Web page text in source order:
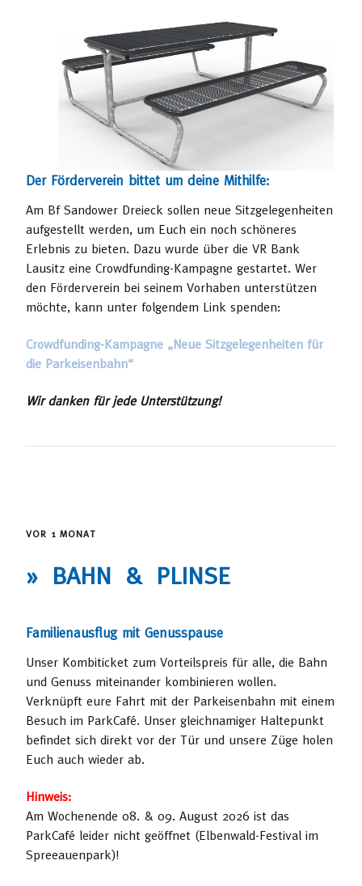
Der Förderverein bittet um deine Mithilfe:
Am Bf Sandower Dreieck sollen neue Sitzgelegenheiten
aufgestellt werden, um Euch ein noch schöneres
Erlebnis zu bieten. Dazu wurde über die VR Bank
Lausitz eine Crowdfunding-Kampagne gestartet. Wer
den Förderverein bei seinem Vorhaben unterstützen
möchte, kann unter folgendem Link spenden:
Crowdfunding-Kampagne „Neue Sitzgelegenheiten für
die Parkeisenbahn“
Wir danken für jede Unterstützung!
VOR 1 MONAT
» BAHN & PLINSE
Familienausflug mit Genusspause
Unser Kombiticket zum Vorteilspreis für alle, die Bahn
und Genuss miteinander kombinieren wollen.
Verknüpft eure Fahrt mit der Parkeisenbahn mit einem
Besuch im ParkCafé. Unser gleichnamiger Haltepunkt
befindet sich direkt vor der Tür und unsere Züge holen
Euch auch wieder ab.
Hinweis:
Am Wochenende 08. & 09. August 2026 ist das
ParkCafé leider nicht geöffnet (Elbenwald-Festival im
Spreeauenpark)!